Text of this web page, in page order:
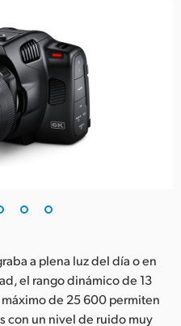
a plena luz del día o en
el rango dinámico de 13
de 25 600 permiten
con un nivel de ruido muy